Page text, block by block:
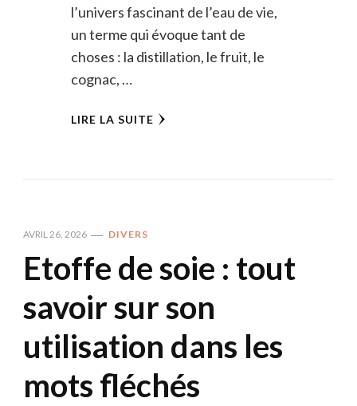
l’univers fascinant de l’eau de vie,
un terme qui évoque tant de
choses : la distillation, le fruit, le
cognac, …
LIRE LA SUITE
AVRIL 26, 2026 DIVERS
Etoffe de soie : tout
savoir sur son
utilisation dans les
mots fléchés